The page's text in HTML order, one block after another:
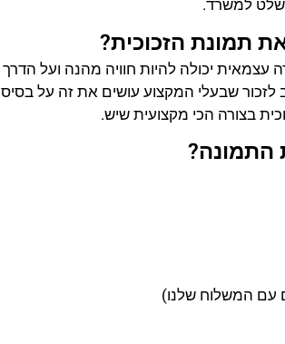
שלט למשרד.
תמונת הזכוכית?
עצמאית יכולה להיות חוויה מהנה ועל הדרך
שבעלי המקצוע עושים את זה על בסיס
בצורה הכי מקצועית שיש.
התמונה?
עם המשלוח שלנו)